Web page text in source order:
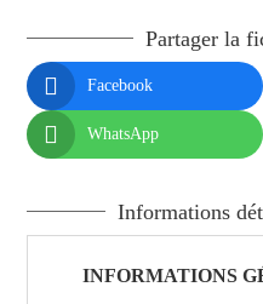
Partager la
 Facebook
 WhatsApp
Informations
INFORMATIONS